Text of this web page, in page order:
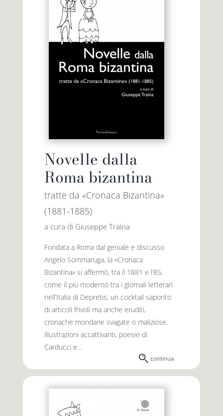
Novelle dalla
Roma bizantina
tratte da «Cronaca Bizantina»
(1881-1885)
a cura di Giuseppe Traina
Fondata a Roma dal geniale e discusso
Angelo Sommaruga, la «Cronaca
Bizantina» si affermò, tra il 1881 e l’85,
come il più moderno tra i giornali letterari
nell’Italia di Depretis: un cocktail saporito
di articoli frivoli ma anche eruditi,
cronache mondane svagate o maliziose,
illustrazioni accattivanti, poesie di
Carducci e...
continua